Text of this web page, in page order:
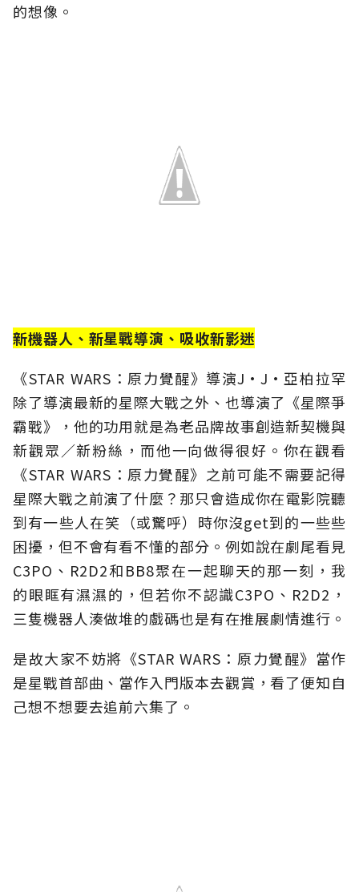
的想像。
新機器人、新星戰導演、吸收新影迷
《STAR WARS：原力覺醒》導演J·J·亞柏拉罕
除了導演最新的星際大戰之外、也導演了《星際爭
霸戰》，他的功用就是為老品牌故事創造新契機與
新觀眾／新粉絲，而他一向做得很好。你在觀看
《STAR WARS：原力覺醒》之前可能不需要記得
星際大戰之前演了什麼？那只會造成你在電影院聽
到有一些人在笑（或驚呼）時你沒get到的一些些
困擾，但不會有看不懂的部分。例如說在劇尾看見
C3PO、R2D2和BB8聚在一起聊天的那一刻，我
的眼眶有濕濕的，但若你不認識C3PO、R2D2，
三隻機器人湊做堆的戲碼也是有在推展劇情進行。
是故大家不妨將《STAR WARS：原力覺醒》當作
是星戰首部曲、當作入門版本去觀賞，看了便知自
己想不想要去追前六集了。